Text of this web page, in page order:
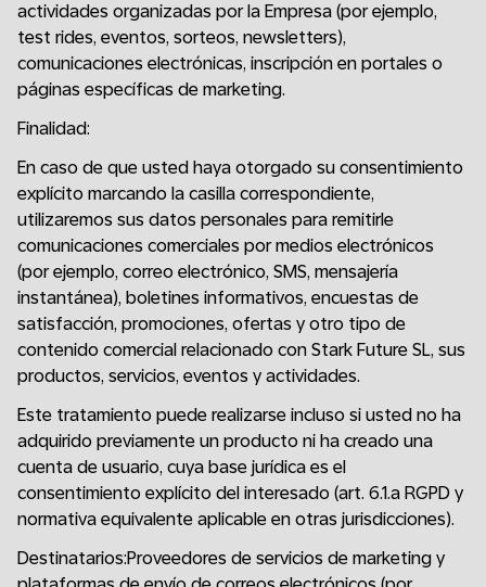
actividades organizadas por la Empresa (por ejemplo,
test rides, eventos, sorteos, newsletters),
comunicaciones electrónicas, inscripción en portales o
páginas específicas de marketing.
Finalidad:
En caso de que usted haya otorgado su consentimiento
explícito marcando la casilla correspondiente,
utilizaremos sus datos personales para remitirle
comunicaciones comerciales por medios electrónicos
(por ejemplo, correo electrónico, SMS, mensajería
instantánea), boletines informativos, encuestas de
satisfacción, promociones, ofertas y otro tipo de
contenido comercial relacionado con Stark Future SL, sus
productos, servicios, eventos y actividades.
Este tratamiento puede realizarse incluso si usted no ha
adquirido previamente un producto ni ha creado una
cuenta de usuario, cuya base jurídica es el
consentimiento explícito del interesado (art. 6.1.a RGPD y
normativa equivalente aplicable en otras jurisdicciones).
Destinatarios:Proveedores de servicios de marketing y